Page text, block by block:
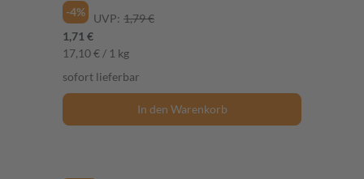
-4%
UVP: 1,79 €
1,71 €
17,10 € / 1 kg
sofort lieferbar
In den Warenkorb